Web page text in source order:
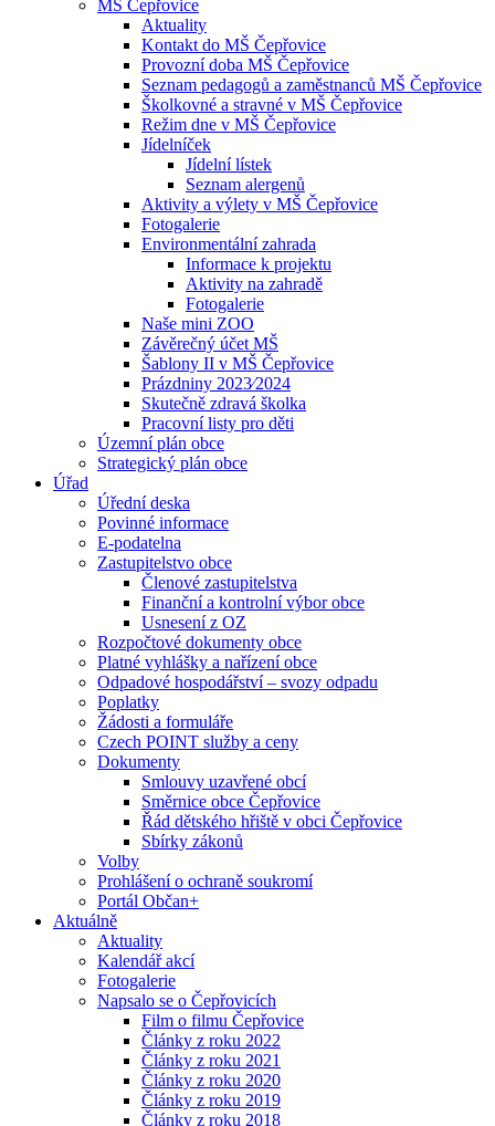
MŠ Čepřovice
Aktuality
Kontakt do MŠ Čepřovice
Provozní doba MŠ Čepřovice
Seznam pedagogů a zaměstnanců MŠ Čepřovice
Školkovné a stravné v MŠ Čepřovice
Režim dne v MŠ Čepřovice
Jídelníček
Jídelní lístek
Seznam alergenů
Aktivity a výlety v MŠ Čepřovice
Fotogalerie
Environmentální zahrada
Informace k projektu
Aktivity na zahradě
Fotogalerie
Naše mini ZOO
Závěrečný účet MŠ
Šablony II v MŠ Čepřovice
Prázdniny 2023⁄2024
Skutečně zdravá školka
Pracovní listy pro děti
Územní plán obce
Strategický plán obce
Úřad
Úřední deska
Povinné informace
E-podatelna
Zastupitelstvo obce
Členové zastupitelstva
Finanční a kontrolní výbor obce
Usnesení z OZ
Rozpočtové dokumenty obce
Platné vyhlášky a nařízení obce
Odpadové hospodářství – svozy odpadu
Poplatky
Žádosti a formuláře
Czech POINT služby a ceny
Dokumenty
Smlouvy uzavřené obcí
Směrnice obce Čepřovice
Řád dětského hřiště v obci Čepřovice
Sbírky zákonů
Volby
Prohlášení o ochraně soukromí
Portál Občan+
Aktuálně
Aktuality
Kalendář akcí
Fotogalerie
Napsalo se o Čepřovicích
Film o filmu Čepřovice
Články z roku 2022
Články z roku 2021
Články z roku 2020
Články z roku 2019
Články z roku 2018